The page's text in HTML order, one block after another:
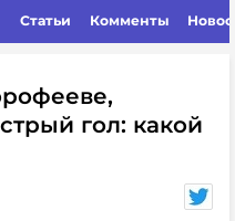
Статьи Комменты
гол: какой